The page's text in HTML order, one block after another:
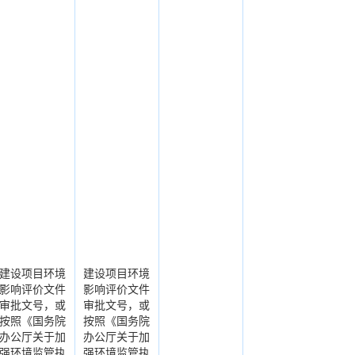
建设项目环境
影响评价文件
审批文号，或
按照《国务院
办公厅关于加
强环境监管执
建设项目环境
影响评价文件
审批文号，或
按照《国务院
办公厅关于加
强环境监管执